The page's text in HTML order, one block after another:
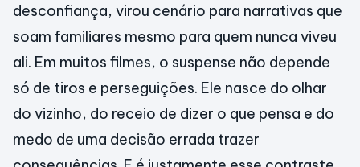
desconfiança, virou cenário para narrativas que
soam familiares mesmo para quem nunca viveu
ali. Em muitos filmes, o suspense não depende
só de tiros e perseguições. Ele nasce do olhar
do vizinho, do receio de dizer o que pensa e do
medo de uma decisão errada trazer